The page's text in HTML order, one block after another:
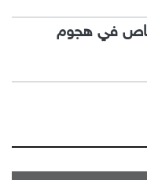
5 أشخاص في هجوم